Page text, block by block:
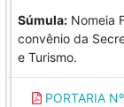
Súmula: Nomeia
convênio da
e Turismo.
PORTARIA